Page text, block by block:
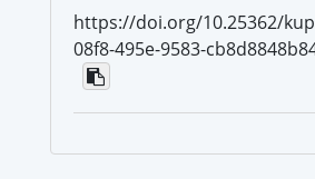
https://doi.org/10.25362/
08f8-495e-9583-